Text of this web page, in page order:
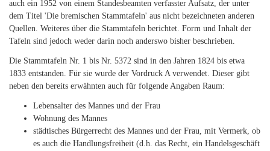
auch ein 1952 von einem Standesbeamten verfasster Aufsatz, der unter
dem Titel 'Die bremischen Stammtafeln' aus nicht bezeichneten anderen
Quellen. Weiteres über die Stammtafeln berichtet. Form und Inhalt der
Tafeln sind jedoch weder darin noch anderswo bisher beschrieben.
Die Stammtafeln Nr. 1 bis Nr. 5372 sind in den Jahren 1824 bis etwa
1833 entstanden. Für sie wurde der Vordruck A verwendet. Dieser gibt
neben den bereits erwähnten auch für folgende Angaben Raum:
Lebensalter des Mannes und der Frau
Wohnung des Mannes
städtisches Bürgerrecht des Mannes und der Frau, mit Vermerk, ob
es auch die Handlungsfreiheit (d.h. das Recht, ein Handelsgeschäft